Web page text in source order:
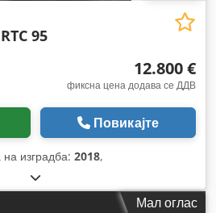
95
12.800 €
фиксна цена додава се ДДВ
Повикајте
изградба: 2018,
Мал оглас